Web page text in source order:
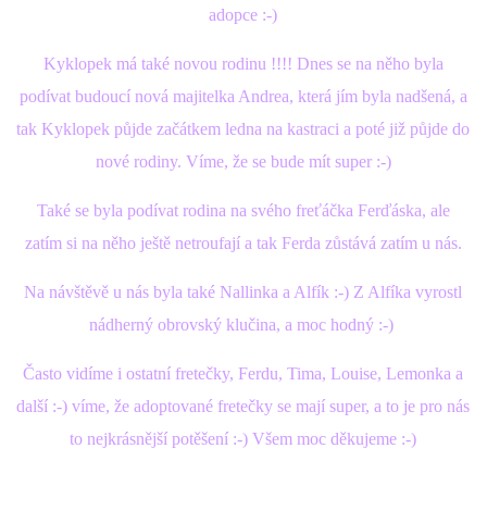
NAPSALI O NÁS
NATÁČENÍ V TELEVIZI
AKCE
SLUŽBY
HISTORIE - 2010 - 2020
JAK NÁM POMOCI - POMÁHAJÍ NÁM :-)
adopce :-)
Kyklopek má také novou rodinu !!!! Dnes se na něho byla
podívat budoucí nová majitelka Andrea, která jím byla nadšená, a
tak Kyklopek půjde začátkem ledna na kastraci a poté již půjde do
nové rodiny. Víme, že se bude mít super :-)
Také se byla podívat rodina na svého freťáčka Ferďáska, ale
zatím si na něho ještě netroufají a tak Ferda zůstává zatím u nás.
Na návštěvě u nás byla také Nallinka a Alfík :-) Z Alfíka vyrostl
nádherný obrovský klučina, a moc hodný :-)
Často vidíme i ostatní fretečky, Ferdu, Tima, Louise, Lemonka a
další :-) víme, že adoptované fretečky se mají super, a to je pro nás
to nejkrásnější potěšení :-) Všem moc děkujeme :-)